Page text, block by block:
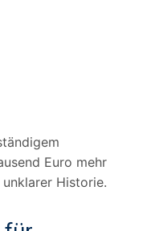
Euro mehr
Historie.